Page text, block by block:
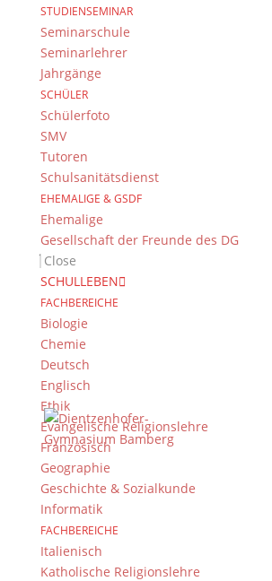
STUDIENSEMINAR
Seminarschule
Seminarlehrer
Jahrgänge
SCHÜLER
Schülerfoto
SMV
Tutoren
Schulsanitätsdienst
EHEMALIGE & GSDF
Ehemalige
Gesellschaft der Freunde des DG
Close
SCHULLEBEN
FACHBEREICHE
Biologie
Chemie
Deutsch
Englisch
Ethik
Evangelische Religionslehre
Französisch
Geographie
Geschichte & Sozialkunde
Informatik
FACHBEREICHE
Italienisch
Katholische Religionslehre
Suche
Newsarchiv
Newsarchiv